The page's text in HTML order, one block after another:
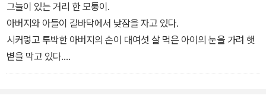
그늘이 있는 거리 한 모퉁이.
아버지와 아들이 길바닥에서 낮잠을 자고 있다.
시커멓고 투박한 아버지의 손이 대여섯 살 먹은 아이의 눈을 가려 햇
볕을 막고 있다.
행여 아이가 놀랄까 봐 아버지의 억센 다리는 아이의 통통한 몸을 꽉